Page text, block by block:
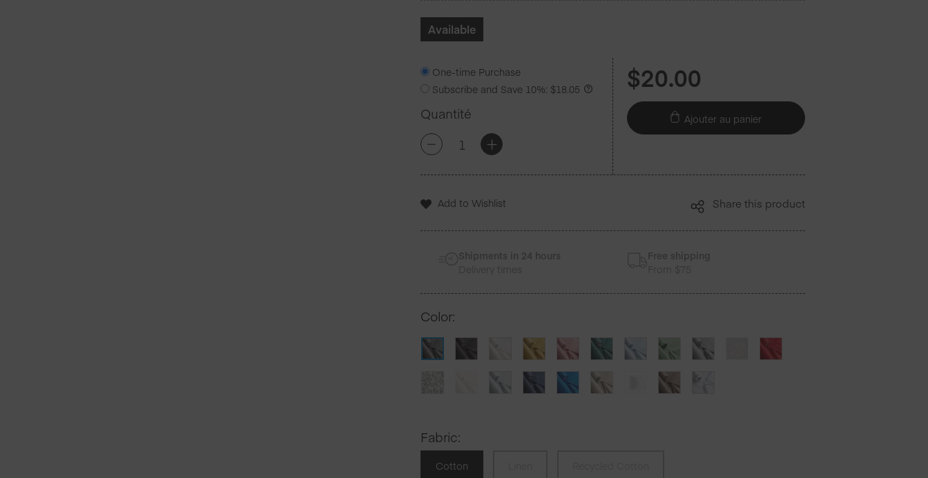
Available
One-time Purchase
Subscribe and Save 10%: $18.05
Quantité
-
quantité
Serviettes
Unites
+
$20.00
Ajouter au panier
Add to Wishlist Share this product
Shipments in 24 hours
Delivery times
Free shipping
From $75
Color:
Fabric:
Cotton